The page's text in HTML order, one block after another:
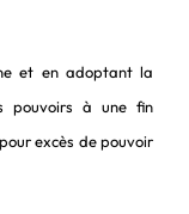
et en adoptant la
pouvoirs à une fin
excès de pouvoir